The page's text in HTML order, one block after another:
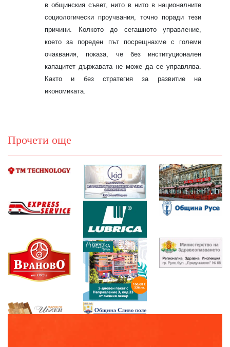
в общинския съвет, нито в нито в националните
социологически проучвания, точно поради тези
причини. Колкото до сегашното управление,
което за пореден път посрещнахме с големи
очаквания, показа, че без институционален
капацитет държавата не може да се управлява.
Както и без стратегия за развитие на
икономиката.
Прочети още